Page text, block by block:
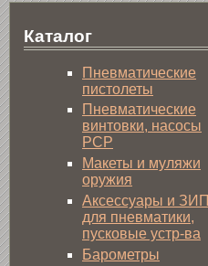
Каталог
Пнев­ма­ти­чес­кие
пистолеты
Пневматические
винтовки, насосы
PCP
Макеты и муляжи
оружия
Аксессуары и ЗИП
для пневматики,
пусковые устр-ва
Барометры